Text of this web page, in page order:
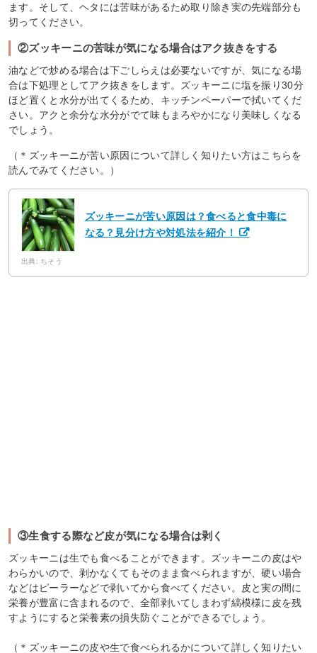
ます。そして、ヘタには苦味があるため取り除き実の先端部分も
切ってください。
②ズッキーニの苦味が気になる場合はアク抜きをする
油などで炒める場合は下ごしらえは必要ないですが、気になる場
合は下処理としてアク抜きをします。ズッキーニに塩を振り30分
ほど置くと水分が出てくるため、キッチンペーパーで拭いてくだ
さい。アクと余分な水分がでて味もまろやかになり美味しくなる
でしょう。
（＊ズッキーニが苦い原因について詳しく知りたい方はこちらを
読んでみてください。）
ズッキーニが苦い原因は？食べると食中毒に
なる？見分け方や対処法を紹介！
出典: ちそう
③生食する際など皮が気になる場合は剥く
ズッキーニは生でも食べることができます。ズッキーニの皮はや
わらかいので、剥かなくてもそのまま食べられますが、硬い場合
などはピーラーなどで剥いてから食べてください。皮と実の間に
栄養が豊富に含まれるので、全部剥いてしまわず縞模様に皮を残
すようにすると栄養素の損失防ぐことができるでしょう。
（＊ズッキーニの皮や生で食べられるかについて詳しく知りたい